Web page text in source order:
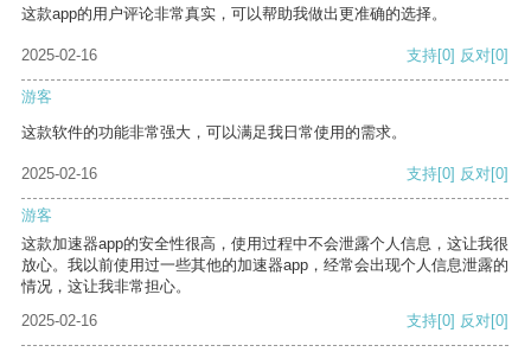
这款app的用户评论非常真实，可以帮助我做出更准确的选择。
2025-02-16 支持[0] 反对[0]
游客
这款软件的功能非常强大，可以满足我日常使用的需求。
2025-02-16 支持[0] 反对[0]
游客
这款加速器app的安全性很高，使用过程中不会泄露个人信息，这让我很
放心。我以前使用过一些其他的加速器app，经常会出现个人信息泄露的
情况，这让我非常担心。
2025-02-16
支持[0] 反对[0]